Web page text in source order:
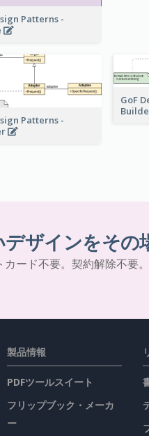
Patterns -
Patterns -
GoF
デザインをその
カード不要。契約解除不要
製品情報
PDFツールスイート
フリップブック・メーカ
ー